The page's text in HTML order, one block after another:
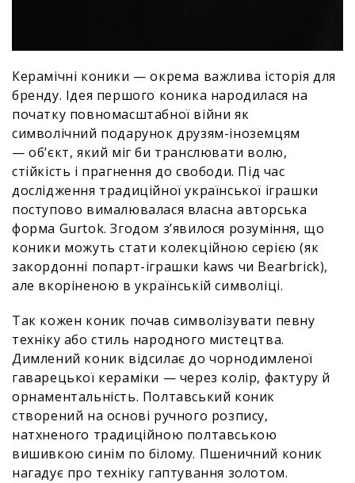
Керамічні коники — окрема важлива історія для
бренду. Ідея першого коника народилася на
початку повномасштабної війни як
символічний подарунок друзям-іноземцям
— об’єкт, який міг би транслювати волю,
стійкість і прагнення до свободи. Під час
дослідження традиційної української іграшки
поступово вималювалася власна авторська
форма Gurtok. Згодом з’явилося розуміння, що
коники можуть стати колекційною серією (як
закордонні попарт-іграшки kaws чи Bearbrick),
але вкоріненою в українській символіці.
Так кожен коник почав символізувати певну
техніку або стиль народного мистецтва.
Димлений коник відсилає до чорнодимленої
гаварецької кераміки — через колір, фактуру й
орнаментальність. Полтавський коник
створений на основі ручного розпису,
натхненого традиційною полтавською
вишивкою синім по білому. Пшеничний коник
нагадує про техніку гаптування золотом.